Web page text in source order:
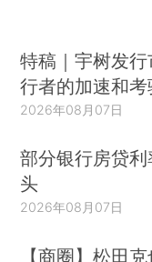
特稿｜宇树发
行者的加速和考
2026年08月07日
部分银行房贷利
头
2026年08月07日
【商圈】松田